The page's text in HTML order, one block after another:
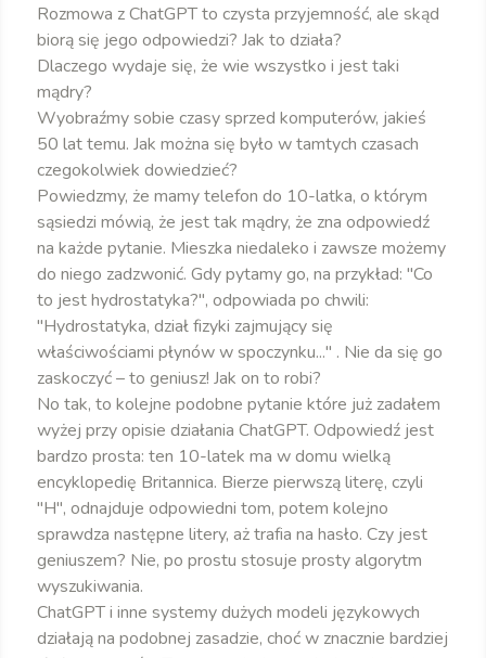
Rozmowa z ChatGPT to czysta przyjemność, ale skąd
biorą się jego odpowiedzi? Jak to działa?
Dlaczego wydaje się, że wie wszystko i jest taki
mądry?
Wyobraźmy sobie czasy sprzed komputerów, jakieś
50 lat temu. Jak można się było w tamtych czasach
czegokolwiek dowiedzieć?
Powiedzmy, że mamy telefon do 10-latka, o którym
sąsiedzi mówią, że jest tak mądry, że zna odpowiedź
na każde pytanie. Mieszka niedaleko i zawsze możemy
do niego zadzwonić. Gdy pytamy go, na przykład: "Co
to jest hydrostatyka?", odpowiada po chwili:
"Hydrostatyka, dział fizyki zajmujący się
właściwościami płynów w spoczynku..." . Nie da się go
zaskoczyć – to geniusz! Jak on to robi?
No tak, to kolejne podobne pytanie które już zadałem
wyżej przy opisie działania ChatGPT. Odpowiedź jest
bardzo prosta: ten 10-latek ma w domu wielką
encyklopedię Britannica. Bierze pierwszą literę, czyli
"H", odnajduje odpowiedni tom, potem kolejno
sprawdza następne litery, aż trafia na hasło. Czy jest
geniuszem? Nie, po prostu stosuje prosty algorytm
wyszukiwania.
ChatGPT i inne systemy dużych modeli językowych
działają na podobnej zasadzie, choć w znacznie bardziej